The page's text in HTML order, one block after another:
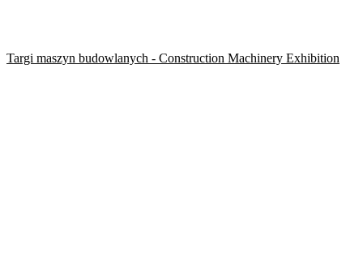
Targi maszyn budowlanych - Construction Machinery Exhibition